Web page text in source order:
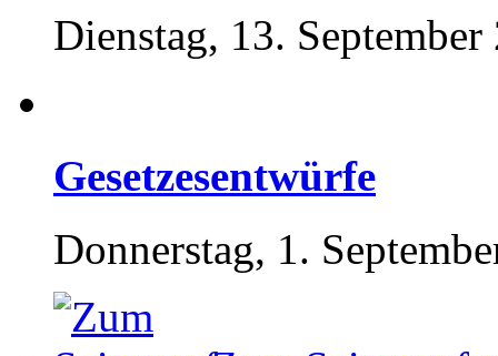
Dienstag, 13.
Gesetzesentwürfe
Donnerstag, 1.